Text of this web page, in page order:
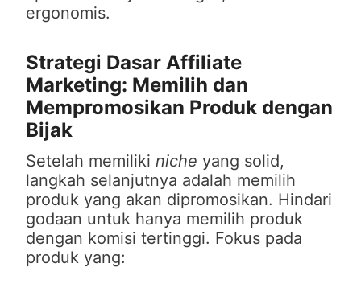
ergonomis.
Strategi Dasar Affiliate
Marketing: Memilih dan
Mempromosikan Produk dengan
Bijak
Setelah memiliki niche yang solid,
langkah selanjutnya adalah memilih
produk yang akan dipromosikan. Hindari
godaan untuk hanya memilih produk
dengan komisi tertinggi. Fokus pada
produk yang: